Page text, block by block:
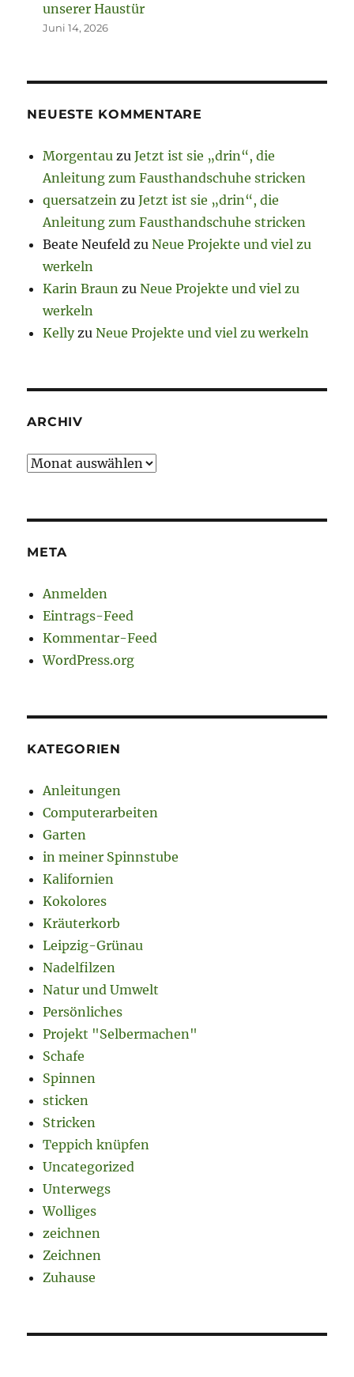
unserer Haustür
Juni 14, 2026
NEUESTE KOMMENTARE
Morgentau zuJetzt ist sie „drin“, die
Anleitung zum Fausthandschuhe stricken
quersatzein zuJetzt ist sie „drin“, die
Anleitung zum Fausthandschuhe stricken
Beate Neufeld zuNeue Projekte und viel zu
werkeln
Karin Braun zuNeue Projekte und viel zu
werkeln
KellyzuNeue Projekte und viel zu werkeln
ARCHIV
Archiv
META
Anmelden
Eintrags-Feed
Kommentar-Feed
WordPress.org
KATEGORIEN
Anleitungen
Computerarbeiten
Garten
in meiner Spinnstube
Kalifornien
Kokolores
Kräuterkorb
Leipzig-Grünau
Nadelfilzen
Natur und Umwelt
Persönliches
Projekt "Selbermachen"
Schafe
Spinnen
sticken
Stricken
Teppich knüpfen
Uncategorized
Unterwegs
Wolliges
zeichnen
Zeichnen
Zuhause